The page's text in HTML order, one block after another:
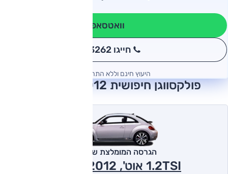
וואטסאפ
חייגו 3262
היעוץ חינם וללא התחייבות
פולקסווגן חיפושית 2012 חוות דעת
הגרסה המומלצת של אוטו
1.2TSI אוט', Beetle 2012